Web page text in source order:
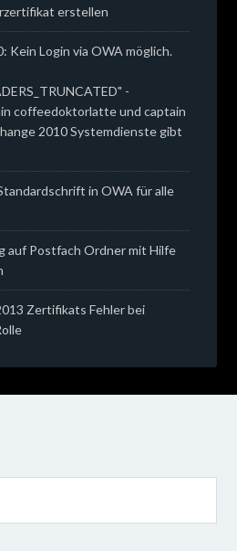
erstellen
Kein Login via OWA möglich.
-
coffeedoktorlatte und captain
2010 Systemdienste gibt
in OWA für alle
auf Postfach Ordner mit Hilfe
Zertifikats Fehler bei